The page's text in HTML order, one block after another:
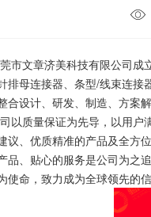
文章济美科技有限公司成立
排母连接器、条型/线束连接
合设计、研发、制造、方案
质量保证为先导，以用户满
议、优质精准的产品及全方
品、贴心的服务是公司为之
使命，致力成为全球领先的